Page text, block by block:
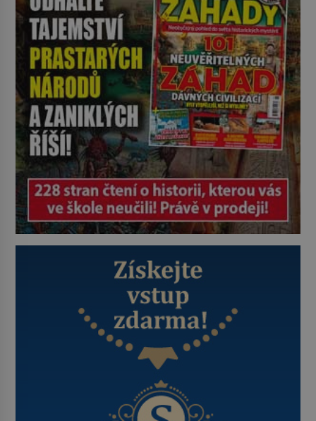
byl jen životem unavený a drogou
ovládaný muž? Marcus Aurelius byl
zastáncem stoicismu, učení, […]